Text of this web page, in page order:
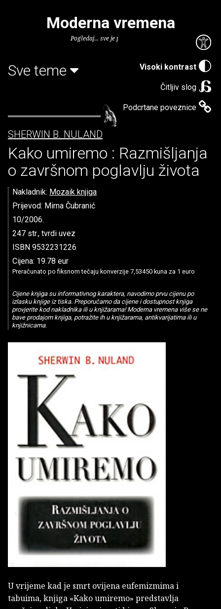
Visoki kontrast
Čitljiv slog
Podcrtane poveznice
Moderna vremena
Pogledaj... sve je puno knjiga.
Sve teme
SHERWIN B. NULAND
Kako umiremo : Razmišljanja
o završnom poglavlju života
Nakladnik: Mozaik knjiga
Prijevod: Mirna Čubranić
10/2006.
247 str., tvrdi uvez
ISBN 9532231226
Cijena: 19.78 eur
Preračunato po fiksnom tečaju konverzije 7,53450 kuna za 1 euro
Cijene knjiga su informativnog karaktera, navodimo prvu cijenu po
izlasku knjige iz tiska. Preporučamo da cijene i dostupnost knjiga
provjerite kod nakladnika ili u knjižarama! Moderna vremena više se ne
bave prodajom knjiga, potražite ih u knjižarama, antikvarijatima ili u
knjižnicama.
U vrijeme kad je smrt ovijena eufemizmima i
tabuima, knjiga «Kako umiremo» predstavlja